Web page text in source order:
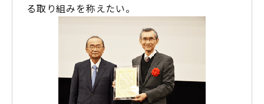
る取り組みを称えたい。